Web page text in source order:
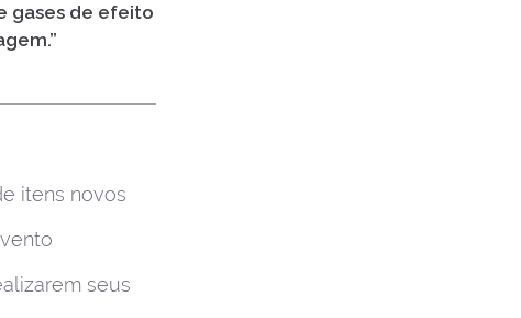
gases de efeito
itens novos
seus